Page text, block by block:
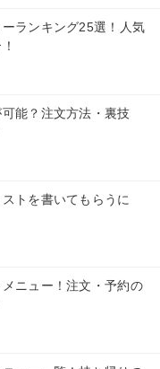
ランキング25選！人気
能？注文方法・裏技
トを書いてもらうに
ニュー！注文・予約の